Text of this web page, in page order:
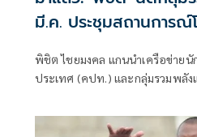
มี.ค. ประชุมสถานการณ์
พิชิต ไชยมงคล แกนนำเครือข่าย
ประเทศ (คปท.) และกลุ่มรวมพลั